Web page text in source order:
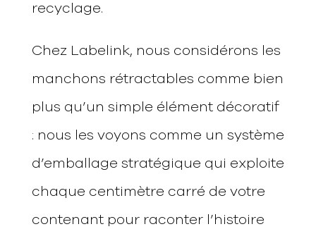
recyclage.
Chez Labelink, nous considérons les
manchons rétractables comme bien
plus qu’un simple élément décoratif
: nous les voyons comme un système
d’emballage stratégique qui exploite
chaque centimètre carré de votre
contenant pour raconter l’histoire